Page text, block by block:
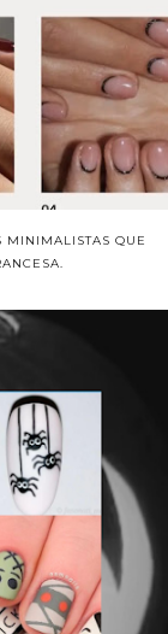
MINIMALISTAS QUE